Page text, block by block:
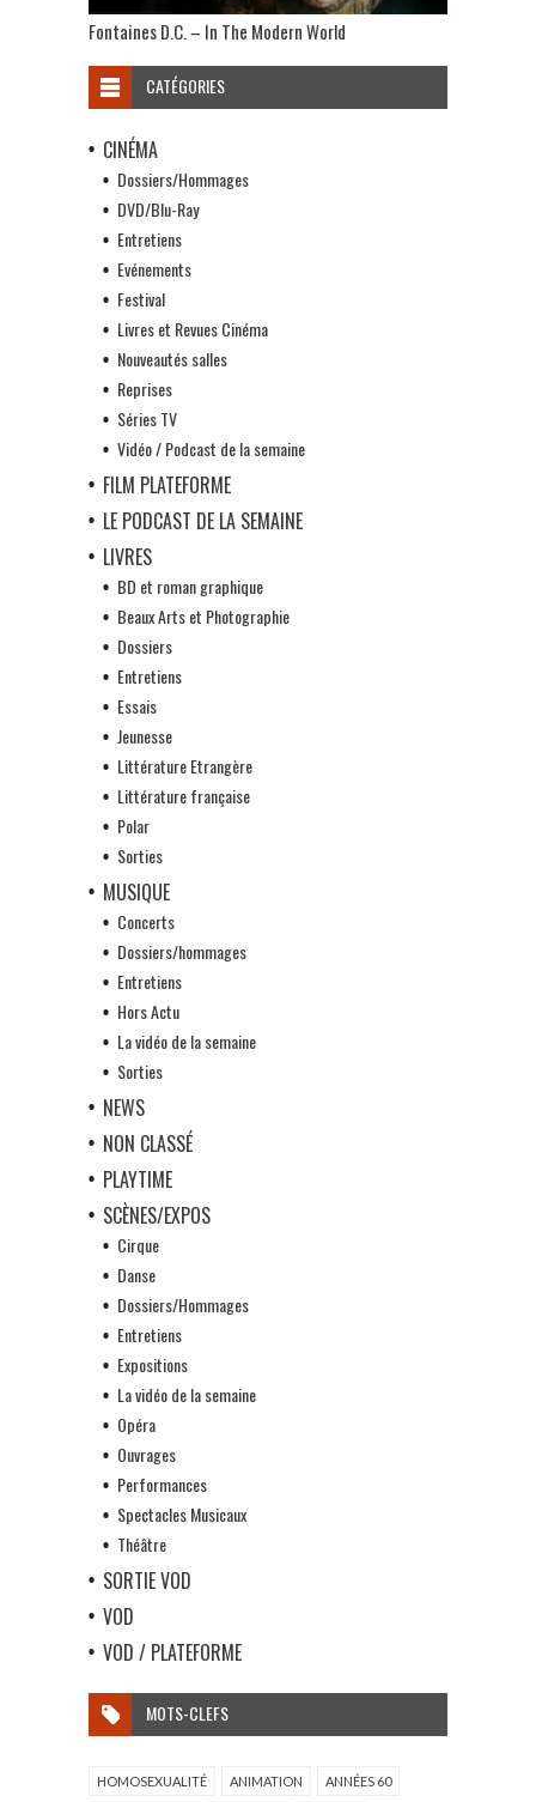
Fontaines D.C. – In The Modern World
CATÉGORIES
CINÉMA
Dossiers/Hommages
DVD/Blu-Ray
Entretiens
Evénements
Festival
Livres et Revues Cinéma
Nouveautés salles
Reprises
Séries TV
Vidéo / Podcast de la semaine
FILM PLATEFORME
LE PODCAST DE LA SEMAINE
LIVRES
BD et roman graphique
Beaux Arts et Photographie
Dossiers
Entretiens
Essais
Jeunesse
Littérature Etrangère
Littérature française
Polar
Sorties
MUSIQUE
Concerts
Dossiers/hommages
Entretiens
Hors Actu
La vidéo de la semaine
Sorties
NEWS
NON CLASSÉ
PLAYTIME
SCÈNES/EXPOS
Cirque
Danse
Dossiers/Hommages
Entretiens
Expositions
La vidéo de la semaine
Opéra
Ouvrages
Performances
Spectacles Musicaux
Théâtre
SORTIE VOD
VOD
VOD / PLATEFORME
MOTS-CLEFS
HOMOSEXUALITÉ ANIMATION ANNÉES 60